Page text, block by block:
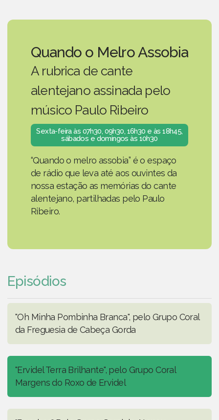
Quando o Melro Assobia
A rubrica de cante
alentejano assinada pelo
músico Paulo Ribeiro
Sexta-feira às 07h30, 09h30, 16h30 e às 18h45,
sábados e domingos às 10h30
“Quando o melro assobia” é o espaço
de rádio que leva até aos ouvintes da
nossa estação as memórias do cante
alentejano, partilhadas pelo Paulo
Ribeiro.
Episódios
"Oh Minha Pombinha Branca", pelo Grupo Coral
da Freguesia de Cabeça Gorda
"Ervidel Terra Brilhante", pelo Grupo Coral
Margens do Roxo de Ervidel